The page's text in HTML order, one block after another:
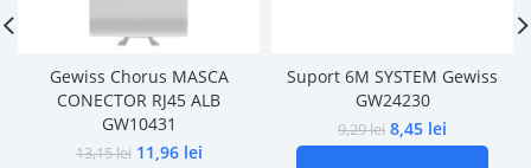
Gewiss Chorus MASCA
CONECTOR RJ45 ALB
GW10431
13,15lei 11,96 lei
Suport 6M SYSTEM Gewiss
GW24230
9,29lei 8,45 lei